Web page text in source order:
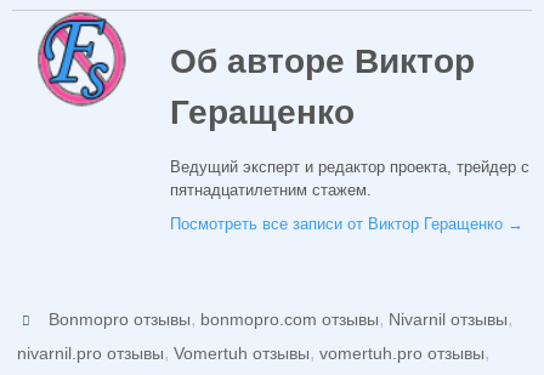
Об авторе Виктор
Геращенко
Ведущий эксперт и редактор проекта, трейдер с
пятнадцатилетним стажем.
Посмотреть все записи от Виктор Геращенко →
Bonmopro отзывы, bonmopro.com отзывы, Nivarnil отзывы,
nivarnil.pro отзывы, Vomertuh отзывы, vomertuh.pro отзывы,